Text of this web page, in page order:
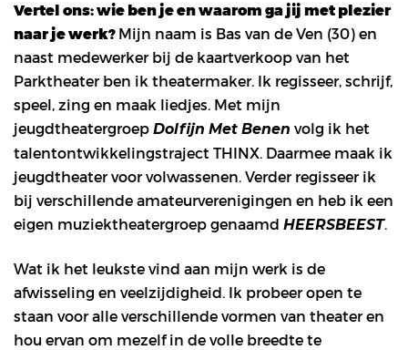
Vertel ons: wie ben je en waarom ga jij met plezier
naar je werk? Mijn naam is Bas van de Ven (30) en
naast medewerker bij de kaartverkoop van het
Parktheater ben ik theatermaker. Ik regisseer, schrijf,
speel, zing en maak liedjes. Met mijn
jeugdtheatergroep Dolfijn Met Benen volg ik het
talentontwikkelingstraject THINX. Daarmee maak ik
jeugdtheater voor volwassenen. Verder regisseer ik
bij verschillende amateurverenigingen en heb ik een
eigen muziektheatergroep genaamd HEERSBEEST.
Wat ik het leukste vind aan mijn werk is de
afwisseling en veelzijdigheid. Ik probeer open te
staan voor alle verschillende vormen van theater en
hou ervan om mezelf in de volle breedte te